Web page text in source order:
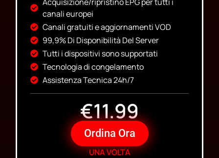
canali europei
Canali gratuiti e aggiornamenti VOD
99,9% Di Disponibilità Del Server
Tutti i dispositivi sono supportati
Tecnologia di congelamento
Assistenza Tecnica 24h/7
€11.99
Ordina Ora
UNA VOLTA